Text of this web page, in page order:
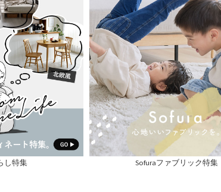
し特集 Sofuraファブリック特集